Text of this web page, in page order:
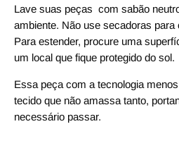
Lave suas peças com sabão
ambiente. Não use secadoras
Para estender, procure uma
um local que fique protegido do sol.
Essa peça com a tecnologia
tecido que não amassa tanto,
necessário passar.